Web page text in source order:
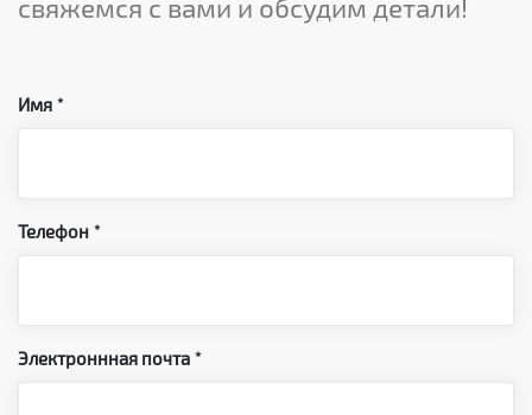
свяжемся с вами и обсудим детали!
Имя
Телефон
Электроннная почта